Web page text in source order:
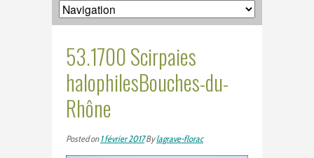
53.1700 Scirpaies
halophilesBouches-du-
Rhône
Posted on1 février 2017Bylagrave-florac